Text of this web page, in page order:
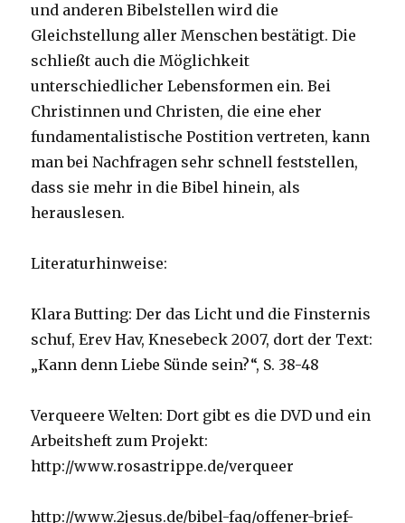
und anderen Bibelstellen wird die
Gleichstellung aller Menschen bestätigt. Die
schließt auch die Möglichkeit
unterschiedlicher Lebensformen ein. Bei
Christinnen und Christen, die eine eher
fundamentalistische Postition vertreten, kann
man bei Nachfragen sehr schnell feststellen,
dass sie mehr in die Bibel hinein, als
herauslesen.
Literaturhinweise:
Klara Butting: Der das Licht und die Finsternis
schuf, Erev Hav, Knesebeck 2007, dort der Text:
„Kann denn Liebe Sünde sein?“, S. 38-48
Verqueere Welten: Dort gibt es die DVD und ein
Arbeitsheft zum Projekt:
http://www.rosastrippe.de/verqueer
http://www.2jesus.de/bibel-faq/offener-brief-